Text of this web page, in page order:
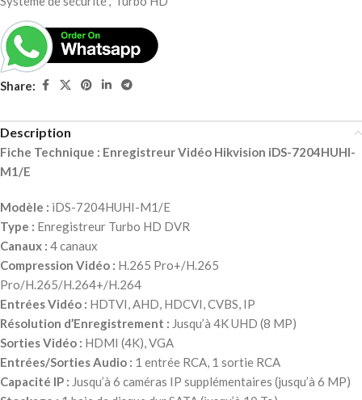
Share:
Description
Fiche Technique : Enregistreur Vidéo Hikvision iDS-7204HUHI-
M1/E
Modèle : iDS-7204HUHI-M1/E
Type : Enregistreur Turbo HD DVR
Canaux : 4 canaux
Compression Vidéo : H.265 Pro+/H.265
Pro/H.265/H.264+/H.264
Entrées Vidéo : HDTVI, AHD, HDCVI, CVBS, IP
Résolution d’Enregistrement : Jusqu’à 4K UHD (8 MP)
Sorties Vidéo : HDMI (4K), VGA
Entrées/Sorties Audio : 1 entrée RCA, 1 sortie RCA
Capacité IP : Jusqu’à 6 caméras IP supplémentaires (jusqu’à 6 MP)